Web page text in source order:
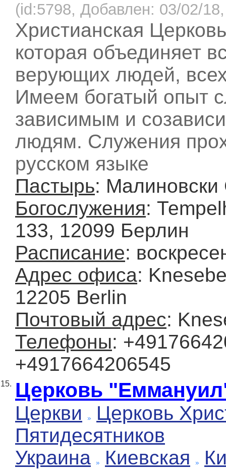
(id:5798, Добавлен: 03/02/
Христианская
которая объединяет
верующих людей,
Имеем богатый опыт
зависимым и
людям. Служения
русском языке
Пастырь: Малиновски
Богослужения:
133, 12099 Берлин
Расписание:
Адрес офиса:
12205 Berlin
Почтовый адрес:
Телефоны:
+4917664206545
15. Церковь
Церкви
Церковь
Пятидесятников
Украина
Киевская